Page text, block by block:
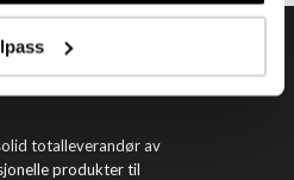
totalleverandør av
produkter til